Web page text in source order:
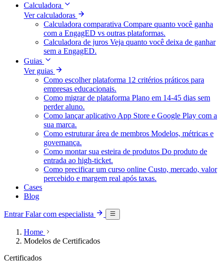
Calculadora
Ver calculadoras
Calculadora comparativa Compare quanto você ganha
com a EngagED vs outras plataformas.
Calculadora de juros Veja quanto você deixa de ganhar
sem a EngagED.
Guias
Ver guias
Como escolher plataforma 12 critérios práticos para
empresas educacionais.
Como migrar de plataforma Plano em 14-45 dias sem
perder aluno.
Como lançar aplicativo App Store e Google Play com a
sua marca.
Como estruturar área de membros Modelos, métricas e
governança.
Como montar sua esteira de produtos Do produto de
entrada ao high-ticket.
Como precificar um curso online Custo, mercado, valor
percebido e margem real após taxas.
Cases
Blog
EntrarFalar com especialista
Home
Modelos de Certificados
Certificados